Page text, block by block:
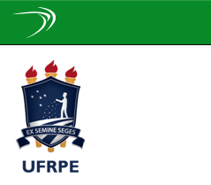
navigation